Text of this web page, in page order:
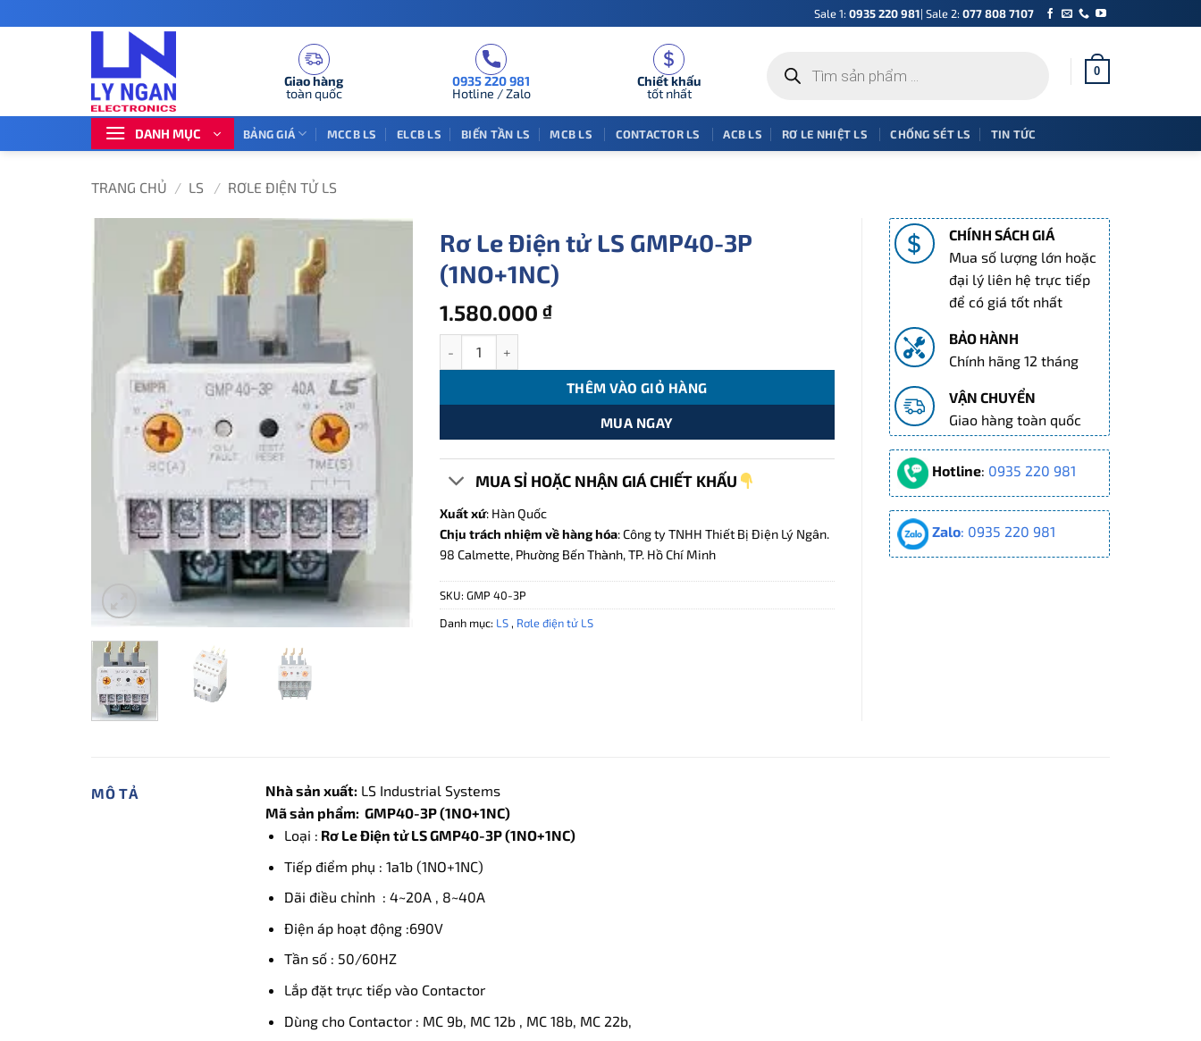
qua
Sale 1: 0935 220 981| Sale 2: 077 808 7107
Giao hàng
toàn quốc
0935 220 981
Hotline / Zalo
Chiết khấu
tốt nhất
kiếm
0
DANH MỤC BẢNG GIÁ MCCB LS ELCB LS BIẾN TẦN LS MCB LS CONTACTOR LS ACB LS RƠ LE NHIỆT LS CHỐNG SÉT LS TIN TỨC
TRANG CHỦ / LS / RƠLE ĐIỆN TỬ LS
Rơ Le Điện tử LS GMP40-3P
(1NO+1NC)
1.580.000 ₫
THÊM VÀO GIỎ HÀNG
MUA NGAY
MUA SỈ HOẶC NHẬN GIÁ CHIẾT KHẤU
Xuất xứ: Hàn Quốc
Chịu trách nhiệm về hàng hóa: Công ty TNHH Thiết Bị Điện Lý Ngân.
98 Calmette, Phường Bến Thành, TP. Hồ Chí Minh
SKU: GMP 40-3P
Danh mục: LS , Rơle điện tử LS
CHÍNH SÁCH GIÁ
Mua số lượng lớn hoặc
đại lý liên hệ trực tiếp
để có giá tốt nhất
BẢO HÀNH
Chính hãng 12 tháng
VẬN CHUYỂN
Giao hàng toàn quốc
Hotline: 0935 220 981
Zalo: 0935 220 981
MÔ TẢ Nhà sản xuất: LS Industrial Systems
Mã sản phẩm: GMP40-3P (1NO+1NC)
Loại : Rơ Le Điện tử LS GMP40-3P (1NO+1NC)
Tiếp điểm phụ : 1a1b (1NO+1NC)
Dãi điều chỉnh : 4~20A , 8~40A
Điện áp hoạt động :690V
Tần số : 50/60HZ
Lắp đặt trực tiếp vào Contactor
Dùng cho Contactor : MC 9b, MC 12b , MC 18b, MC 22b,